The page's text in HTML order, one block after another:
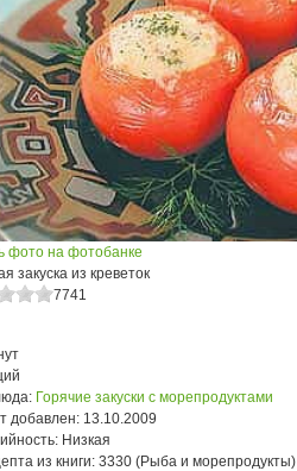
фото на фотобанке
закуска из креветок
7741
Горячие закуски с морепродуктами
добавлен: 13.10.2009
Низкая
из книги: 3330 (Рыба и морепродукты)